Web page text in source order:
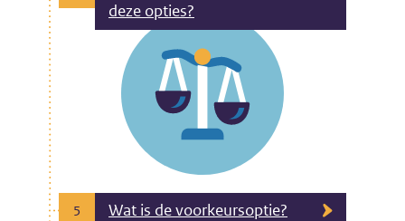
deze opties?
5 Wat is de voorkeursoptie?